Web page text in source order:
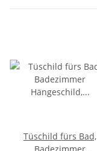
Tüschild fürs Bad,